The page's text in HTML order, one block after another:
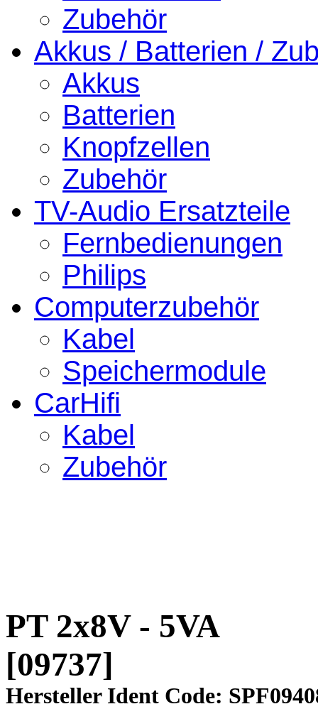
Zubehör
Akkus / Batterien /
Akkus
Batterien
Knopfzellen
Zubehör
TV-Audio Ersatzteile
Fernbedienungen
Philips
Computerzubehör
Kabel
Speichermodule
CarHifi
Kabel
Zubehör
PT 2x8V - 5VA
[09737]
Hersteller Ident Code: